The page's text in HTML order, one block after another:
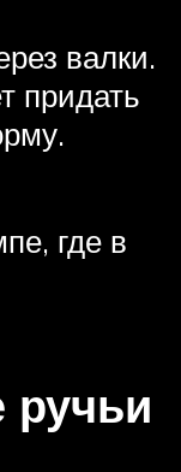
валки.
придать
где в